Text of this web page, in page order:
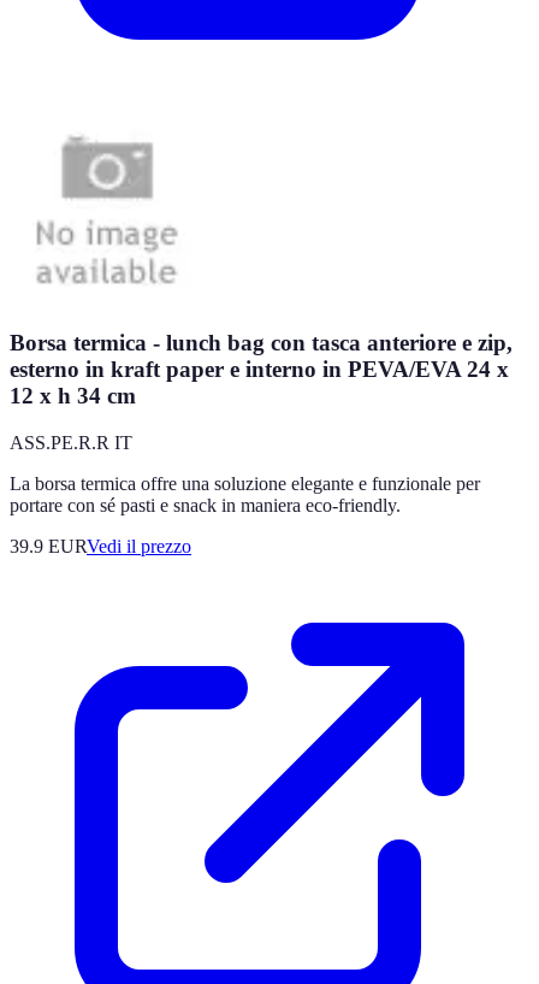
Borsa termica - lunch bag con tasca anteriore e zip,
esterno in kraft paper e interno in PEVA/EVA 24 x
12 x h 34 cm
ASS.PE.R.R IT
La borsa termica offre una soluzione elegante e funzionale per
portare con sé pasti e snack in maniera eco-friendly.
39.9 EURVedi il prezzo